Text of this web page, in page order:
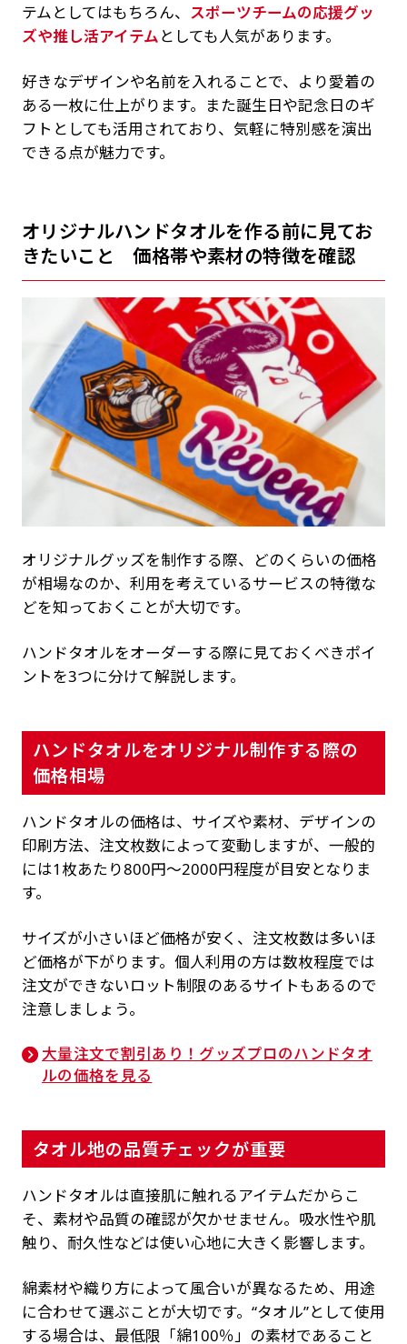
テムとしてはもちろん、 スポーツチームの応援グッ
ズや推し活アイテムとしても人気があります。
好きなデザインや名前を入れることで、より愛着の
ある一枚に仕上がります。また誕生日や記念日のギ
フトとしても活用されており、気軽に特別感を演出
できる点が魅力です。
オリジナルハンドタオルを作る前に見てお
きたいこと 価格帯や素材の特徴を確認
オリジナルグッズを制作する際、どのくらいの価格
が相場なのか、利用を考えているサービスの特徴な
どを知っておくことが大切です。
ハンドタオルをオーダーする際に見ておくべきポイ
ントを3つに分けて解説します。
ハンドタオルをオリジナル制作する際の
価格相場
ハンドタオルの価格は、サイズや素材、デザインの
印刷方法、注文枚数によって変動しますが、一般的
には1枚あたり800円〜2000円程度が目安となりま
す。
サイズが小さいほど価格が安く、注文枚数は多いほ
ど価格が下がります。個人利用の方は数枚程度では
注文ができないロット制限のあるサイトもあるので
注意しましょう。
大量注文で割引あり！グッズプロのハンドタオ
ルの価格を見る
タオル地の品質チェックが重要
ハンドタオルは直接肌に触れるアイテムだからこ
そ、素材や品質の確認が欠かせません。吸水性や肌
触り、耐久性などは使い心地に大きく影響します。
綿素材や織り方によって風合いが異なるため、用途
に合わせて選ぶことが大切です。“タオル”として使用
する場合は、最低限「綿100％」の素材であること